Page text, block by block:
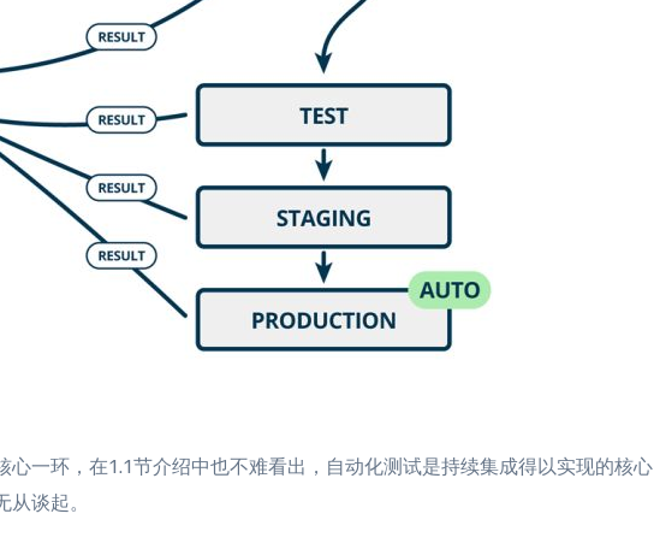
一环，在1.1节介绍中也不难看出，自动化测试是持续集成得以实现的核心
谈起。